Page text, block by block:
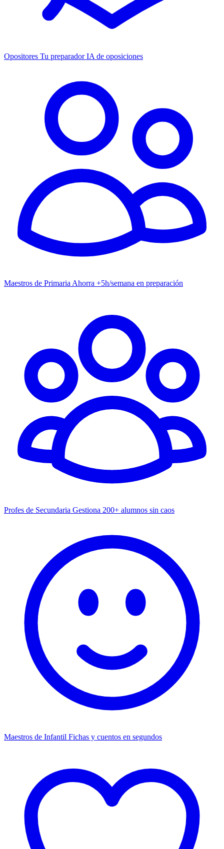
Opositores Tu preparador IA de oposiciones
Maestros de Primaria Ahorra +5h/semana en preparación
Profes de Secundaria Gestiona 200+ alumnos sin caos
Maestros de Infantil Fichas y cuentos en segundos